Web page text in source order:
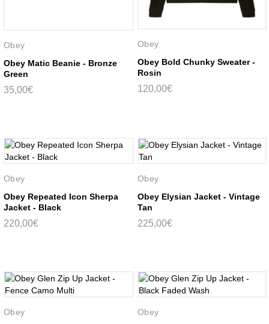
Obey
Obey Matic Beanie - Bronze
Green
35,00€
Obey
Obey Bold Chunky Sweater -
Rosin
120,00€
Obey
Obey Repeated Icon Sherpa
Jacket - Black
220,00€
Obey
Obey Elysian Jacket - Vintage
Tan
225,00€
Obey
Obey